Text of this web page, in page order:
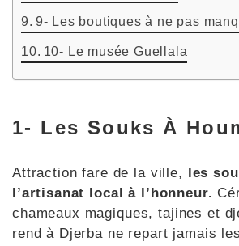
9- Les boutiques à ne pas
10- Le musée Guellala
1- Les Souks À
Attraction fare de la ville, les
l’artisanat local à l’honneur.
chameaux magiques, tajines et
rend à Djerba ne repart jamais